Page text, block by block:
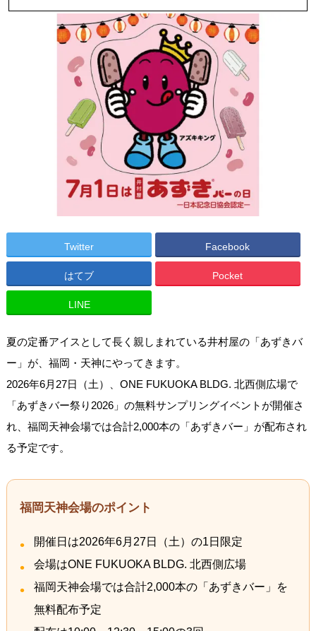
Twitter Facebook
はてブ Pocket
LINE
夏の定番アイスとして長く親しまれている井村屋の「あずきバ
ー」が、福岡・天神にやってきます。
2026年6月27日（土）、ONE FUKUOKA BLDG. 北西側広場で
「あずきバー祭り2026」の無料サンプリングイベントが開催さ
れ、福岡天神会場では合計2,000本の「あずきバー」が配布され
る予定です。
福岡天神会場のポイント
開催日は2026年6月27日（土）の1日限定
会場はONE FUKUOKA BLDG. 北西側広場
福岡天神会場では合計2,000本の「あずきバー」を
無料配布予定